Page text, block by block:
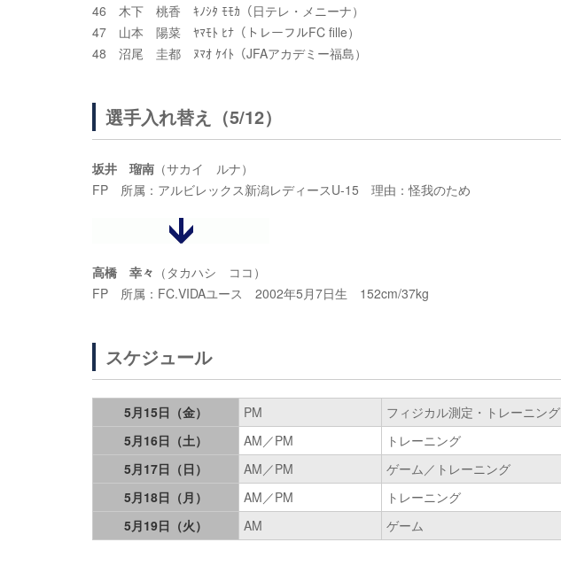
46 木下 桃香 ｷﾉｼﾀ ﾓﾓｶ（日テレ・メニーナ）
47 山本 陽菜 ﾔﾏﾓﾄ ﾋﾅ（トレーフルFC fille）
48 沼尾 圭都 ﾇﾏｵ ｹｲﾄ（JFAアカデミー福島）
選手入れ替え（5/12）
坂井 瑠南 （サカイ ルナ）
FP 所属：アルビレックス新潟レディースU-15 理由：怪我のため
高橋 幸々 （タカハシ ココ）
FP 所属：FC.VIDAユース 2002年5月7日生 152cm/37kg
スケジュール
5月15日（金） PM
フィジカル測定・トレーニング
5月16日（土）
AM／PM
トレーニング
5月17日（日）
AM／PM
ゲーム／トレーニング
5月18日（月）
AM／PM
トレーニング
5月19日（火）
AM ゲーム